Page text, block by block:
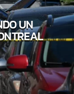
UN